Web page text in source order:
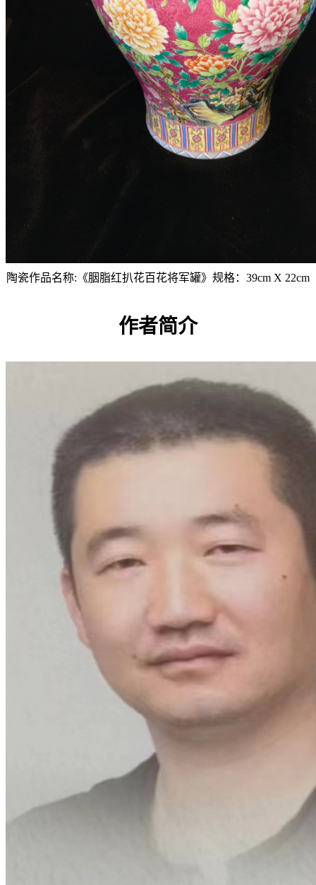
陶瓷作品名称:《胭脂红扒花百花将军罐》规格：39cm X 22cm
作者简介